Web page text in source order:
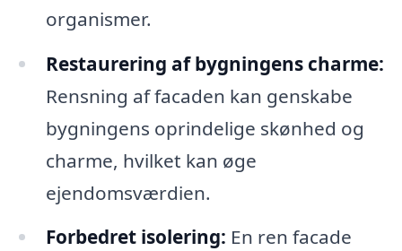
organismer.
Restaurering af bygningens charme:
Rensning af facaden kan genskabe
bygningens oprindelige skønhed og
charme, hvilket kan øge
ejendomsværdien.
Forbedret isolering: En ren facade